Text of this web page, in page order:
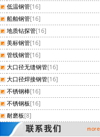
低温钢管[16]
船舶钢管[16]
地质钻探管[16]
美标钢管[16]
管线钢管[16]
大口径无缝钢管[16]
大口径焊接钢管[16]
不锈钢棒[16]
不锈钢板[16]
耐磨板[8]